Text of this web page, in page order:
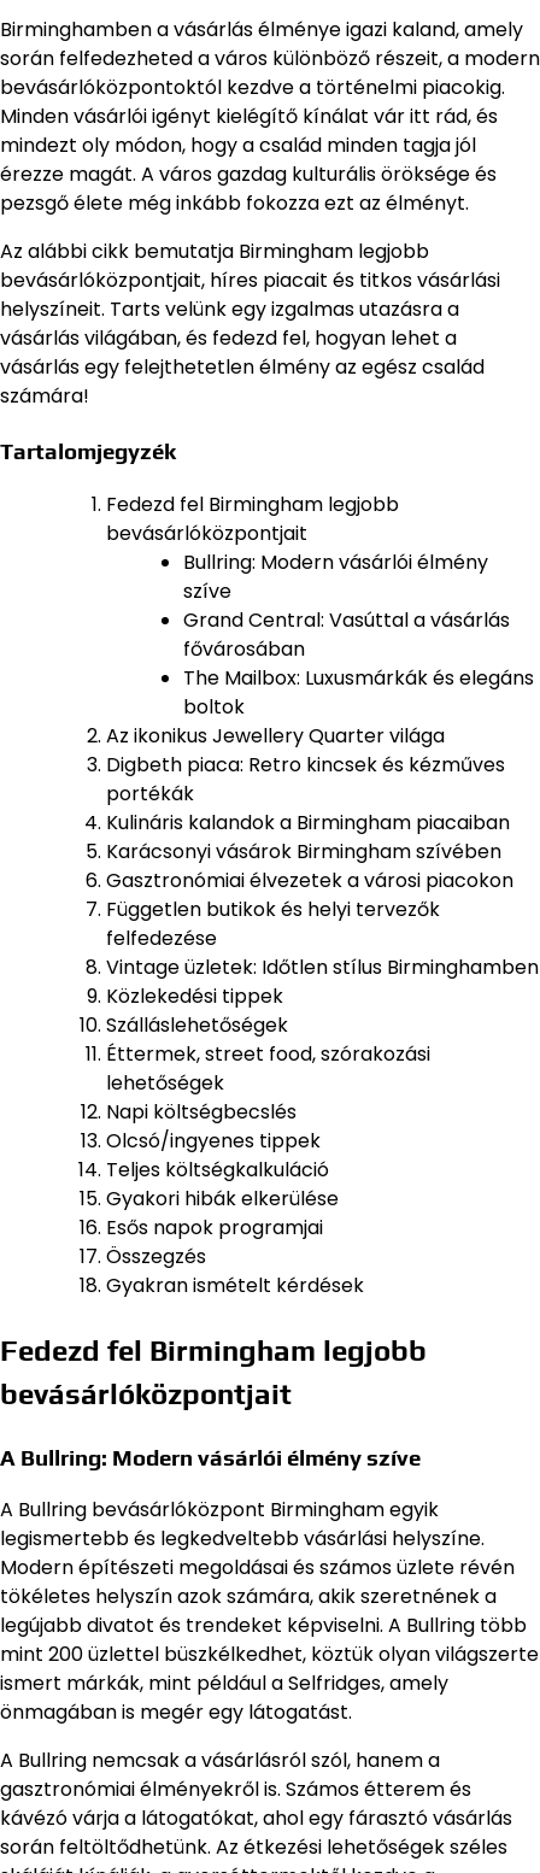
Birminghamben a vásárlás élménye igazi kaland, amely
során felfedezheted a város különböző részeit, a modern
bevásárlóközpontoktól kezdve a történelmi piacokig.
Minden vásárlói igényt kielégítő kínálat vár itt rád, és
mindezt oly módon, hogy a család minden tagja jól
érezze magát. A város gazdag kulturális öröksége és
pezsgő élete még inkább fokozza ezt az élményt.
Az alábbi cikk bemutatja Birmingham legjobb
bevásárlóközpontjait, híres piacait és titkos vásárlási
helyszíneit. Tarts velünk egy izgalmas utazásra a
vásárlás világában, és fedezd fel, hogyan lehet a
vásárlás egy felejthetetlen élmény az egész család
számára!
Tartalomjegyzék
Fedezd fel Birmingham legjobb
bevásárlóközpontjait
Bullring: Modern vásárlói élmény
szíve
Grand Central: Vasúttal a vásárlás
fővárosában
The Mailbox: Luxusmárkák és elegáns
boltok
Az ikonikus Jewellery Quarter világa
Digbeth piaca: Retro kincsek és kézműves
portékák
Kulináris kalandok a Birmingham piacaiban
Karácsonyi vásárok Birmingham szívében
Gasztronómiai élvezetek a városi piacokon
Független butikok és helyi tervezők
felfedezése
Vintage üzletek: Időtlen stílus Birminghamben
Közlekedési tippek
Szálláslehetőségek
Éttermek, street food, szórakozási
lehetőségek
Napi költségbecslés
Olcsó/ingyenes tippek
Teljes költségkalkuláció
Gyakori hibák elkerülése
Esős napok programjai
Összegzés
Gyakran ismételt kérdések
Fedezd fel Birmingham legjobb
bevásárlóközpontjait
A Bullring: Modern vásárlói élmény szíve
A Bullring bevásárlóközpont Birmingham egyik
legismertebb és legkedveltebb vásárlási helyszíne.
Modern építészeti megoldásai és számos üzlete révén
tökéletes helyszín azok számára, akik szeretnének a
legújabb divatot és trendeket képviselni. A Bullring több
mint 200 üzlettel büszkélkedhet, köztük olyan világszerte
ismert márkák, mint például a Selfridges, amely
önmagában is megér egy látogatást.
A Bullring nemcsak a vásárlásról szól, hanem a
gasztronómiai élményekről is. Számos étterem és
kávézó várja a látogatókat, ahol egy fárasztó vásárlás
során feltöltődhetünk. Az étkezési lehetőségek széles